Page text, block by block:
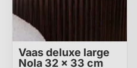
Vaas deluxe large
Nola 32 x 33 cm